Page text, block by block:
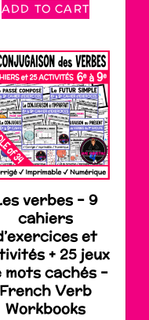
ADD TO CART
verbes – 9
cahiers
et
+ 25 jeux
mots cachés –
French Verb
Workbooks